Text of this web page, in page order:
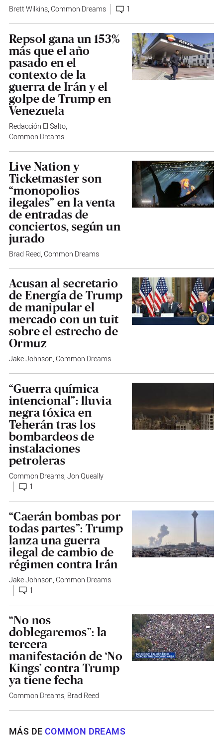
Brett Wilkins, Common Dreams 1
Repsol gana un 153%
más que el año
pasado en el
contexto de la
guerra de Irán y el
golpe de Trump en
Venezuela
Redacción El Salto,
Common Dreams
Live Nation y
Ticketmaster son
“monopolios
ilegales” en la venta
de entradas de
conciertos, según un
jurado
Brad Reed, Common Dreams
Acusan al secretario
de Energía de Trump
de manipular el
mercado con un tuit
sobre el estrecho de
Ormuz
Jake Johnson, Common Dreams
“Guerra química
intencional”: lluvia
negra tóxica en
Teherán tras los
bombardeos de
instalaciones
petroleras
Common Dreams,Jon Queally
1
“Caerán bombas por
todas partes”: Trump
lanza una guerra
ilegal de cambio de
régimen contra Irán
Jake Johnson, Common Dreams
1
“No nos
doblegaremos”: la
tercera
manifestación de ‘No
Kings’ contra Trump
ya tiene fecha
Common Dreams, Brad Reed
MÁS DECOMMON DREAMS